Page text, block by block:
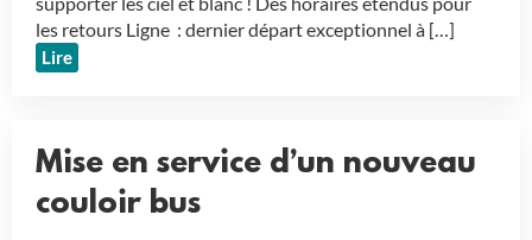
les retours Ligne : dernier départ exceptionnel à […]
Lire
Mise en service d’un nouveau
couloir bus